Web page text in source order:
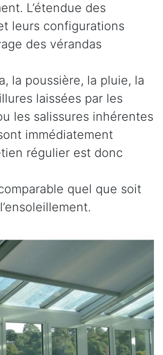
L’étendue des
leurs configurations
des vérandas
la poussière, la pluie, la
laissées par les
les salissures inhérentes
immédiatement
régulier est donc
quel que soit